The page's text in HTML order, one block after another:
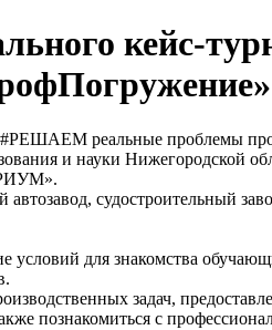
кейс-
реальные проблемы
и науки Нижегородской
автозавод,
условий для знакомства
задач,
познакомиться с